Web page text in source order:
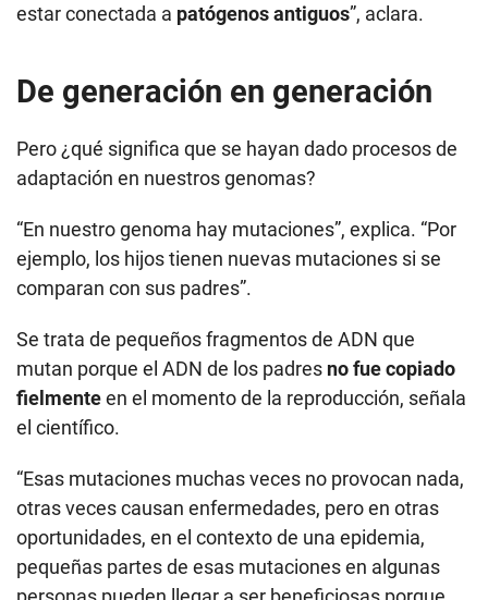
estar conectada a patógenos antiguos”, aclara.
De generación en generación
Pero ¿qué significa que se hayan dado procesos de
adaptación en nuestros genomas?
“En nuestro genoma hay mutaciones”, explica. “Por
ejemplo, los hijos tienen nuevas mutaciones si se
comparan con sus padres”.
Se trata de pequeños fragmentos de ADN que
mutan porque el ADN de los padres no fue copiado
fielmenteen el momento de la reproducción, señala
el científico.
“Esas mutaciones muchas veces no provocan nada,
otras veces causan enfermedades, pero en otras
oportunidades, en el contexto de una epidemia,
pequeñas partes de esas mutaciones en algunas